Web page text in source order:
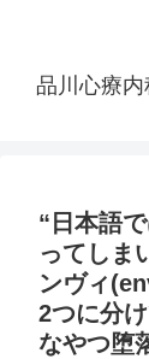
品川心療
“日本語
ってしま
ンヴィ
2つに分
なやつ堕